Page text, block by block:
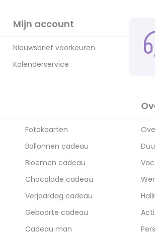
Mijn account
Nieuwsbrief voorkeuren
Kalenderservice
Fotokaarten
Ballonnen cadeau
Bloemen cadeau
Chocolade cadeau
Verjaardag cadeau
Geboorte cadeau
Cadeau man